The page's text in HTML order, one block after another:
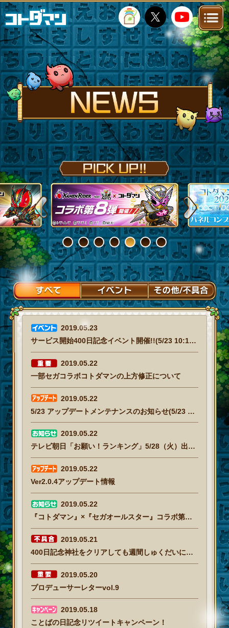
TOP STORY NEWS
FANKIT FAQ
Previous Next
1 2 3 4 5 6 7
2019.05.23
サービス開始400日記念イベント開催!!(5/23 10:15追記)
2019.05.22
一部セガコラボコトダマンの上方修正について
2019.05.22
5/23 アップデートメンテナンスのお知らせ(5/23 17:00追記)
2019.05.22
テレビ朝日「お願い！ランキング」5/28（火）出演のお知らせ
2019.05.22
Ver2.0.4アップデート情報
2019.05.22
『コトダマン』×『セガオールスター』コラボ第２弾 公式生放送【5/22】
2019.05.21
400日記念神社をクリアしても週間しゅくだいにカウントされない
2019.05.20
プロデューサーレターvol.9
2019.05.18
ことばの日記念リツイートキャンペーン！